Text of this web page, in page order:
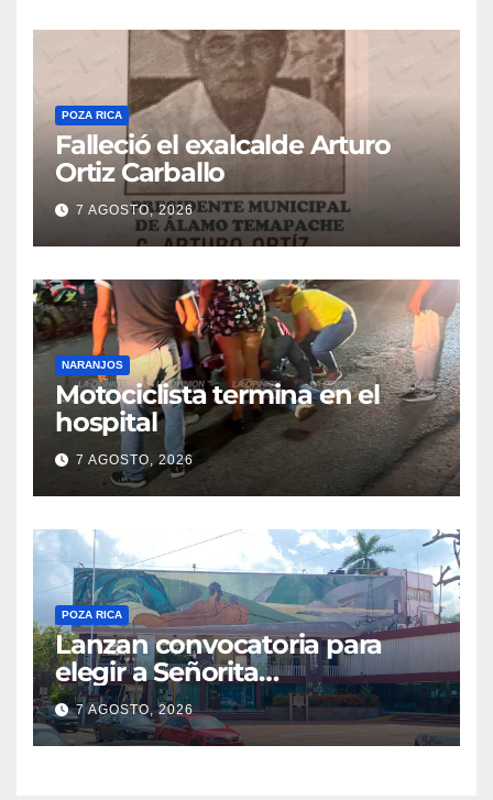
POZA RICA
Falleció el exalcalde Arturo
Ortiz Carballo
7 AGOSTO, 2026
NARANJOS
Motociclista termina en el
hospital
7 AGOSTO, 2026
POZA RICA
Lanzan convocatoria para
elegir a Señorita
Independencia, Patria y
Libertad 2026
7 AGOSTO, 2026